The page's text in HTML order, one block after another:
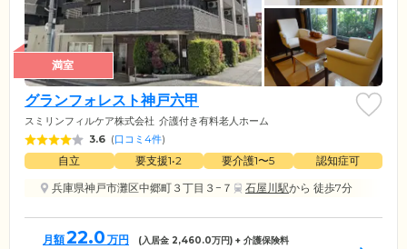
満室
グランフォレスト神戸六甲
スミリンフィルケア株式会社 介護付き有料老人ホーム
3.6 (口コミ4件)
自立 要支援1•2 要介護1〜5
認知症可
兵庫県神戸市灘区中郷町３丁目３−７
石屋川駅から 徒歩7分
月額22.0 万円 (入居金 2,460.0万円) + 介護保険料